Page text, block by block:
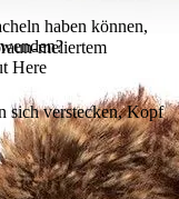
meliertem
Here
haben können,
sich verstecken, Kopf